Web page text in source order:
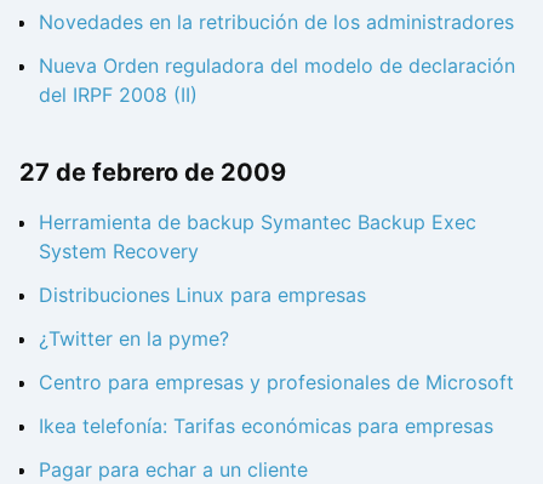
Novedades en la retribución de los administradores
Nueva Orden reguladora del modelo de declaración
del IRPF 2008 (II)
27 de febrero de 2009
Herramienta de backup Symantec Backup Exec
System Recovery
Distribuciones Linux para empresas
¿Twitter en la pyme?
Centro para empresas y profesionales de Microsoft
Ikea telefonía: Tarifas económicas para empresas
Pagar para echar a un cliente